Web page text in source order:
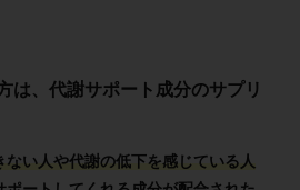
は、代謝サポート成分のサプリ
い人や代謝の低下を感じている人